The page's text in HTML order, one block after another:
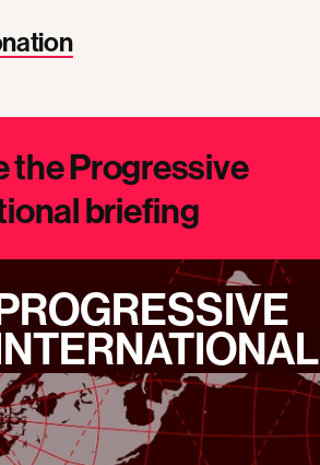
the Progressive
briefing